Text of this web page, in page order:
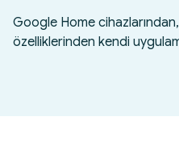
Google Home
özelliklerinden kendi